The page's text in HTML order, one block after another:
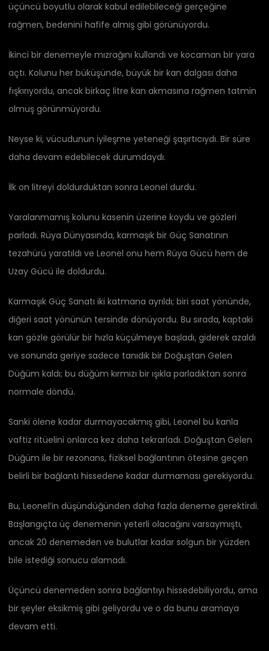
üçüncü boyutlu olarak kabul edilebileceği gerçeğine
rağmen, bedenini hafife almış gibi görünüyordu.
İkinci bir denemeyle mızrağını kullandı ve kocaman bir yara
açtı. Kolunu her büküşünde, büyük bir kan dalgası daha
fışkırıyordu, ancak birkaç litre kan akmasına rağmen tatmin
olmuş görünmüyordu.
Neyse ki, vücudunun iyileşme yeteneği şaşırtıcıydı. Bir süre
daha devam edebilecek durumdaydı.
İlk on litreyi doldurduktan sonra Leonel durdu.
Yaralanmamış kolunu kasenin üzerine koydu ve gözleri
parladı. Rüya Dünyasında, karmaşık bir Güç Sanatının
tezahürü yaratıldı ve Leonel onu hem Rüya Gücü hem de
Uzay Gücü ile doldurdu.
Karmaşık Güç Sanatı iki katmana ayrıldı; biri saat yönünde,
diğeri saat yönünün tersinde dönüyordu. Bu sırada, kaptaki
kan gözle görülür bir hızla küçülmeye başladı, giderek azaldı
ve sonunda geriye sadece tanıdık bir Doğuştan Gelen
Düğüm kaldı; bu düğüm kırmızı bir ışıkla parladıktan sonra
normale döndü.
Sanki ölene kadar durmayacakmış gibi, Leonel bu kanla
vaftiz ritüelini onlarca kez daha tekrarladı. Doğuştan Gelen
Düğüm ile bir rezonans, fiziksel bağlantının ötesine geçen
belirli bir bağlantı hissedene kadar durmaması gerekiyordu.
Bu, Leonel’in düşündüğünden daha fazla deneme gerektirdi.
Başlangıçta üç denemenin yeterli olacağını varsaymıştı,
ancak 20 denemeden ve bulutlar kadar solgun bir yüzden
bile istediği sonucu alamadı.
Üçüncü denemeden sonra bağlantıyı hissedebiliyordu, ama
bir şeyler eksikmiş gibi geliyordu ve o da bunu aramaya
devam etti.